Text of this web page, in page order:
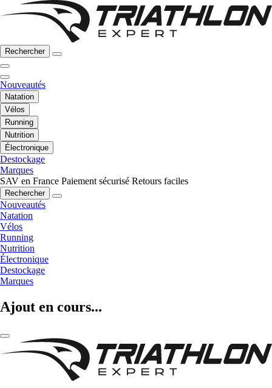
Rechercher
Nouveautés
Natation
Vélos
Running
Nutrition
Électronique
Destockage
Marques
SAV en France Paiement sécurisé Retours faciles
Rechercher
Nouveautés
Natation
Vélos
Running
Nutrition
Électronique
Destockage
Marques
Ajout en cours...